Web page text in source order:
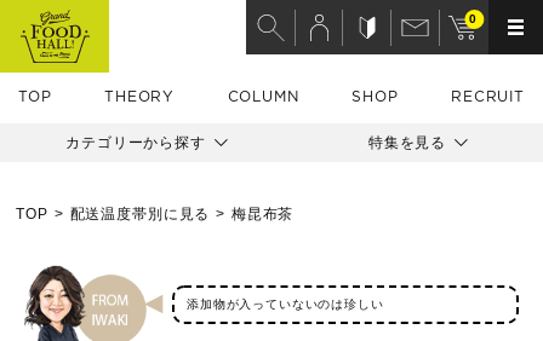
TOP THEORY COLUMN SHOP RECRUIT
0
カテゴリーから探す 特集を見る
TOP 配送温度帯別に見る 梅昆布茶
添加物が入っていないのは珍しい